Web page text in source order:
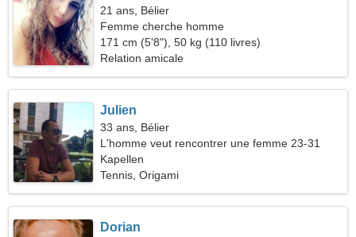
21 ans, Bélier
Femme cherche homme
171 cm (5'8"), 50 kg (110 livres)
Relation amicale
Julien
33 ans, Bélier
L'homme veut rencontrer une femme 23-31
Kapellen
Tennis, Origami
Dorian